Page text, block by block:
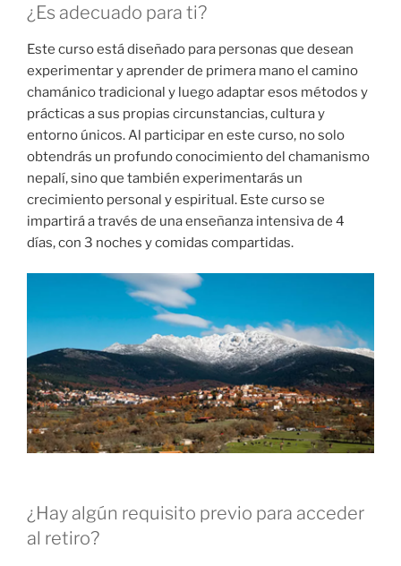
¿Es adecuado para ti?
Este curso está diseñado para personas que desean
experimentar y aprender de primera mano el camino
chamánico tradicional y luego adaptar esos métodos y
prácticas a sus propias circunstancias, cultura y
entorno únicos. Al participar en este curso, no solo
obtendrás un profundo conocimiento del chamanismo
nepalí, sino que también experimentarás un
crecimiento personal y espiritual. Este curso se
impartirá a través de una enseñanza intensiva de 4
días, con 3 noches y comidas compartidas.
¿Hay algún requisito previo para acceder
al retiro?